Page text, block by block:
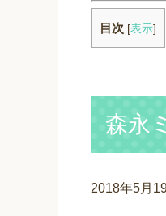
目次 [表示]
森永
2018年5月